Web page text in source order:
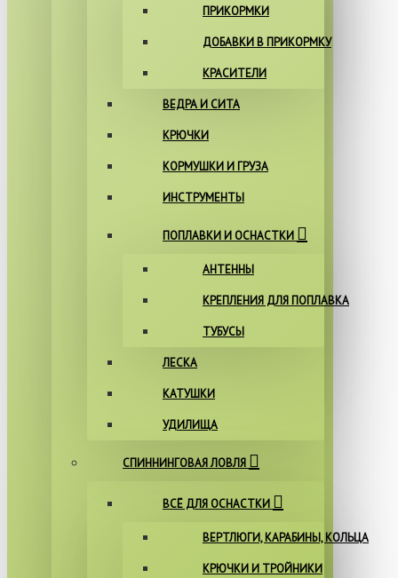
ПРИКОРМКИ
ДОБАВКИ В ПРИКОРМКУ
КРАСИТЕЛИ
ВЕДРА И СИТА
КРЮЧКИ
КОРМУШКИ И ГРУЗА
ИНСТРУМЕНТЫ
ПОПЛАВКИ И ОСНАСТКИ
АНТЕННЫ
КРЕПЛЕНИЯ ДЛЯ ПОПЛАВКА
ТУБУСЫ
ЛЕСКА
КАТУШКИ
УДИЛИЩА
СПИННИНГОВАЯ ЛОВЛЯ
ВСЁ ДЛЯ ОСНАСТКИ
ВЕРТЛЮГИ, КАРАБИНЫ, КОЛЬЦА
КРЮЧКИ И ТРОЙНИКИ